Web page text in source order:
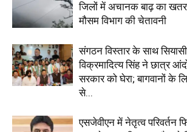
जिलों में अचानक बाढ़ का
मौसम विभाग की चेतावनी
संगठन विस्तार के साथ
विक्रमादित्य सिंह ने छात्र
सरकार को घेरा; बागवानों के
से...
एसजेवीएन में नेतृत्व परिवर्तन